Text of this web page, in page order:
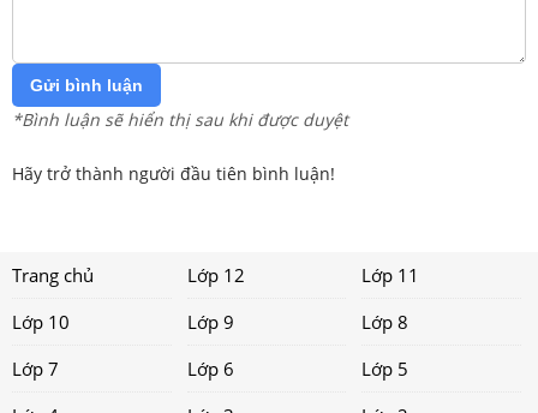
Gửi bình luận
*Bình luận sẽ hiển thị sau khi được duyệt
Hãy trở thành người đầu tiên bình luận!
Trang chủ Lớp 12
Lớp 11
Lớp 10
Lớp 9
Lớp 8
Lớp 7
Lớp 6
Lớp 5